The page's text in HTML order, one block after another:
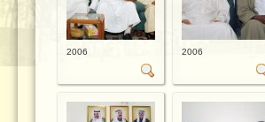
2006 2006